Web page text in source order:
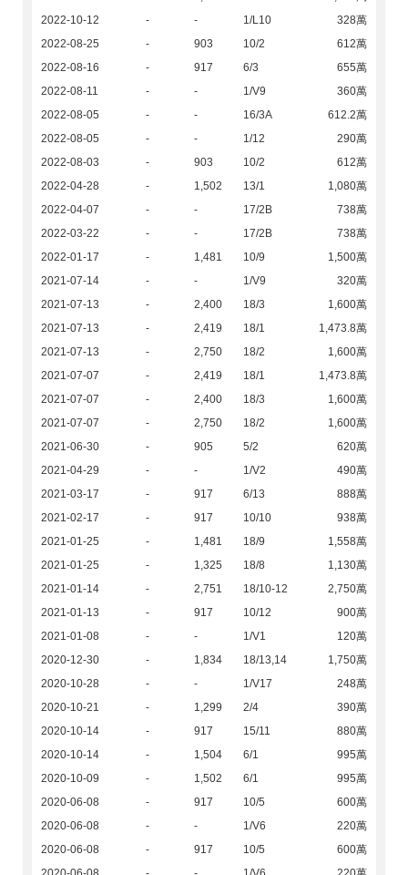
2022-10-12
- - 1/L10
328萬
2022-08-25
- 903 10/2
612萬
2022-08-16
- 917 6/3
655萬
2022-08-11
- - 1/V9
360萬
2022-08-05
- - 16/3A
612.2萬
2022-08-05
- - 1/12
290萬
2022-08-03
- 903 10/2
612萬
2022-04-28
- 1,502 13/1
1,080萬
2022-04-07
- - 17/2B
738萬
2022-03-22
- - 17/2B
738萬
2022-01-17
- 1,481 10/9
1,500萬
2021-07-14
- - 1/V9
320萬
2021-07-13
- 2,400 18/3
1,600萬
2021-07-13
- 2,419 18/1
1,473.8萬
2021-07-13
- 2,750 18/2
1,600萬
2021-07-07
- 2,419 18/1
1,473.8萬
2021-07-07
- 2,400 18/3
1,600萬
2021-07-07
- 2,750 18/2
1,600萬
2021-06-30
- 905 5/2
620萬
2021-04-29
- - 1/V2
490萬
2021-03-17
- 917 6/13
888萬
2021-02-17
- 917 10/10
938萬
2021-01-25
- 1,481 18/9
1,558萬
2021-01-25
- 1,325 18/8
1,130萬
2021-01-14
- 2,751 18/10-12
2,750萬
2021-01-13
- 917 10/12
900萬
2021-01-08
- - 1/V1
120萬
2020-12-30
- 1,834 18/13,14
1,750萬
2020-10-28
- - 1/V17
248萬
2020-10-21
- 1,299 2/4
390萬
2020-10-14
- 917 15/11
880萬
2020-10-14
- 1,504 6/1
995萬
2020-10-09
- 1,502 6/1
995萬
2020-06-08
- 917 10/5
600萬
2020-06-08
- - 1/V6
220萬
2020-06-08
- 917 10/5
600萬